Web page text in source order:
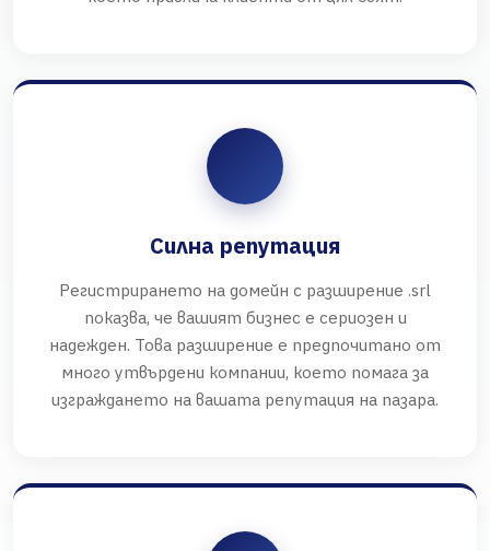
Силна репутация
Регистрирането на домейн с разширение .srl
показва, че вашият бизнес е сериозен и
надежден. Това разширение е предпочитано от
много утвърдени компании, което помага за
изграждането на вашата репутация на пазара.